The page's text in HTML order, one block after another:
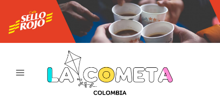
contenido